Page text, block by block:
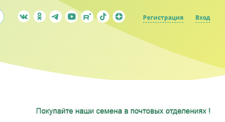
Регистрация Вход